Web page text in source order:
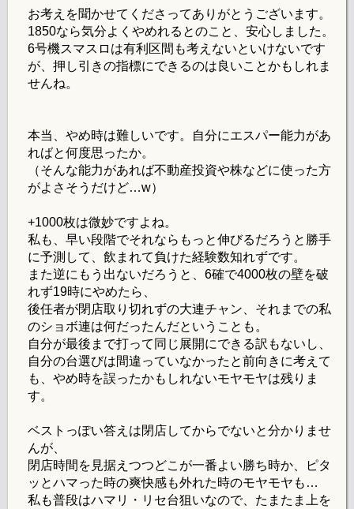
お考えを聞かせてくださってありがとうございます。
1850なら気分よくやめれるとのこと、安心しました。
6号機スマスロは有利区間も考えないといけないです
が、押し引きの指標にできるのは良いことかもしれま
せんね。
本当、やめ時は難しいです。自分にエスパー能力があ
ればと何度思ったか。
（そんな能力があれば不動産投資や株などに使った方
がよさそうだけど…w）
+1000枚は微妙ですよね。
私も、早い段階でそれならもっと伸びるだろうと勝手
に予測して、飲まれて負けた経験数知れずです。
また逆にもう出ないだろうと、6確で4000枚の壁を破
れず19時にやめたら、
後任者が閉店取り切れずの大連チャン、それまでの私
のショボ連は何だったんだということも。
自分が最後まで打って同じ展開にできる訳もないし、
自分の台選びは間違っていなかったと前向きに考えて
も、やめ時を誤ったかもしれないモヤモヤは残りま
す。
ベストっぽい答えは閉店してからでないと分かりませ
んが、
閉店時間を見据えつつどこが一番よい勝ち時か、ピタ
ッとハマった時の爽快感も外れた時のモヤモヤも…
私も普段はハマリ・リセ台狙いなので、たまたま上を